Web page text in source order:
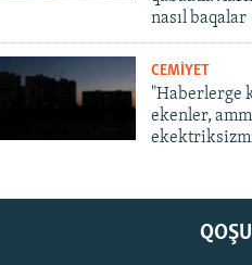
nasıl baqalar
CEMİYET
"Haberlerge
ekenler,